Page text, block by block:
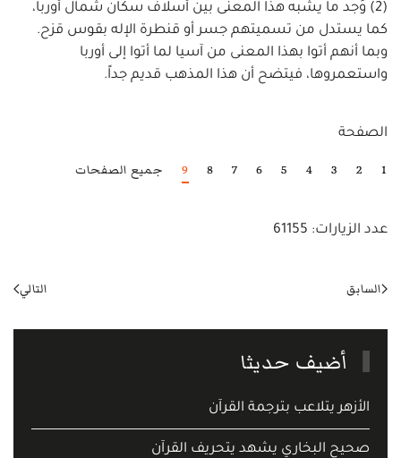
(2) وُجد ما يشبه هذا المعنى بين أسلاف سكان شمال أوربا،
كما يستدل من تسميتهم جسر أو قنطرة الإله بقوس قزح.
وبما أنهم أتوا بهذا المعنى من آسيا لما أتوا إلى أوربا
واستعمروها، فيتضح أن هذا المذهب قديم جداً.
الصفحة
1
2
3
4
5
6
7
8
9 جميع الصفحات
عدد الزيارات: 61155
السابق التالي
أضيف حديثا
الأزهر يتلاعب بترجمة القرآن
صحيح البخاري يشهد يتحريف القرآن